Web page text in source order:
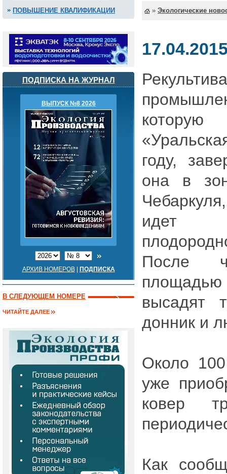
ПОВЫШЕНИЕ КВАЛИФИКАЦИИ
ПОДПИСКА НА ЖУРНАЛ
ВЫПУСК №8 2026
АРХИВ НОМЕРОВ| ПОДПИСКА
В СЛЕДУЮЩЕМ НОМЕРЕ
ЧИТАЙТЕ ДАЛЕЕ
» Экологические
году,
она в
идет
После
площадью
высадят
донник и
Около
уже
ковер
Как